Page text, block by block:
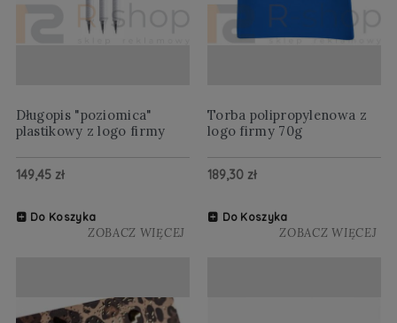
Długopis "poziomica"
plastikowy z logo firmy
149,45 zł
Do Koszyka
ZOBACZ WIĘCEJ
Torba polipropylenowa z
logo firmy 70g
189,30 zł
Do Koszyka
ZOBACZ WIĘCEJ